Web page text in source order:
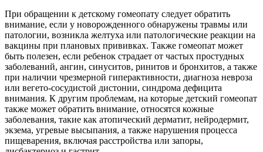
При обращении к детскому гомеопату следует обратить
внимание, если у новорожденного обнаружены травмы или
патологии, возникла желтуха или патологические реакции на
вакцины при плановых прививках. Также гомеопат может
быть полезен, если ребенок страдает от частых простудных
заболеваний, ангин, синуситов, ринитов и бронхитов, а также
при наличии чрезмерной гиперактивности, диагноза невроза
или вегето-сосудистой дистонии, синдрома дефицита
внимания. К другим проблемам, на которые детский гомеопат
также может обратить внимание, относятся кожные
заболевания, такие как атопический дерматит, нейродермит,
экзема, угревые высыпания, а также нарушения процесса
пищеварения, включая расстройства или запоры,